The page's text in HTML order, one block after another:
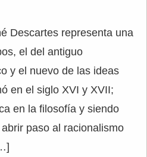
Descartes representa una
el del antiguo
y el nuevo de las ideas
en el siglo XVI y XVII;
en la filosofía y siendo
paso al racionalismo